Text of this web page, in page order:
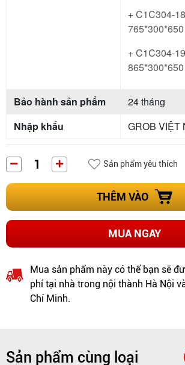
+ C1C304-
765*300*650
+ C1C304-
865*300*650
Bảo hành sản phẩm
24 tháng
Nhập khẩu
GROB VIỆT
Sản phẩm yêu thích
THÊM VÀO
MUA NGAY
Mua sản phẩm này có thể bạn sẽ
phí tại nhà trong nội thành Hà Nội
Chí Minh.
Sản phẩm cùng loại